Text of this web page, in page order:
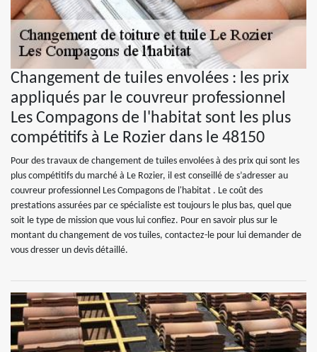
Changement de tuiles envolées : les prix
appliqués par le couvreur professionnel
Les Compagons de l'habitat sont les plus
compétitifs à Le Rozier dans le 48150
Pour des travaux de changement de tuiles envolées à des prix qui sont les
plus compétitifs du marché à Le Rozier, il est conseillé de s’adresser au
couvreur professionnel Les Compagons de l'habitat . Le coût des
prestations assurées par ce spécialiste est toujours le plus bas, quel que
soit le type de mission que vous lui confiez. Pour en savoir plus sur le
montant du changement de vos tuiles, contactez-le pour lui demander de
vous dresser un devis détaillé.